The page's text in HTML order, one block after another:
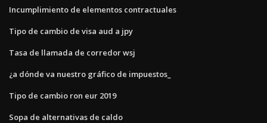
Incumplimiento de elementos contractuales
Tipo de cambio de visa aud a jpy
Tasa de llamada de corredor wsj
¿a dónde va nuestro gráfico de impuestos_
Tipo de cambio ron eur 2019
Sopa de alternativas de caldo